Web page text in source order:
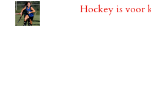
Hockey is voor